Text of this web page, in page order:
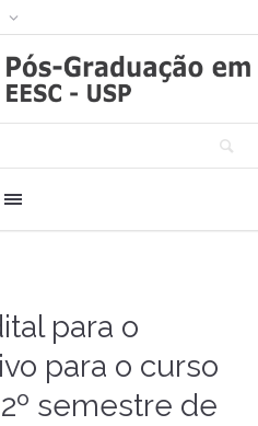
para o
para o curso
semestre de